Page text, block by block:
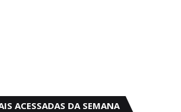
ACESSADAS DA SEMANA